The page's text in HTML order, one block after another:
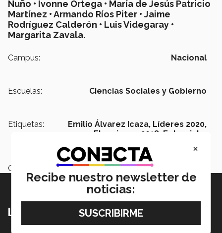
Nuño • Ivonne Ortega • María de Jesús Patricio
Martínez • Armando Ríos Piter • Jaime
Rodríguez Calderón • Luis Videgaray •
Margarita Zavala.
Campus: Nacional
Escuelas: Ciencias Sociales y Gobierno
Etiquetas: Emilio Álvarez Icaza, Líderes 2020,
Elecciones 2018, Entrevista,
Categoría:
Lo más nuevo
×
Recibe nuestro newsletter de
noticias: